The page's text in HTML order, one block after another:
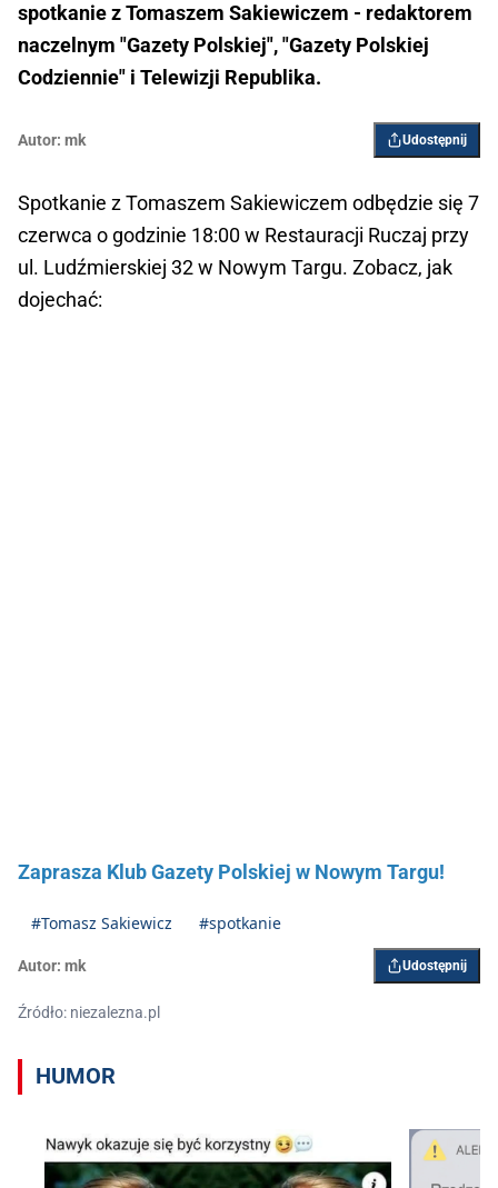
spotkanie z Tomaszem Sakiewiczem - redaktorem
naczelnym "Gazety Polskiej", "Gazety Polskiej
Codziennie" i Telewizji Republika.
Autor: mk Udostępnij
Spotkanie z Tomaszem Sakiewiczem odbędzie się 7
czerwca o godzinie 18:00 w Restauracji Ruczaj przy
ul. Ludźmierskiej 32 w Nowym Targu. Zobacz, jak
dojechać:
Zaprasza Klub Gazety Polskiej w Nowym Targu!
#Tomasz Sakiewicz #spotkanie
Autor: mk Udostępnij
Źródło: niezalezna.pl
HUMOR